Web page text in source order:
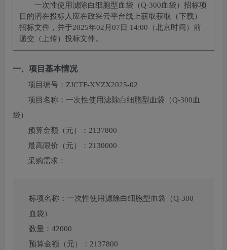
一次性使用滤除白细胞型血袋（Q-300血袋） 招标项
目的潜在投标人应在政采云平台线上获取获取（下载）
招标文件，并于2025年02月07日 14:00 （北京时间）前
递交（上传）投标文件。
一、项目基本情况
项目编号： ZJCTF-XYZX2025-02
项目名称： 一次性使用滤除白细胞型血袋（Q-300血
袋）
预算金额（元）： 2137800
最高限价（元）： 2130000
采购需求：
标项名称： 一次性使用滤除白细胞型血袋（Q-300
血袋）
数量： 42000
预算金额（元）： 2137800